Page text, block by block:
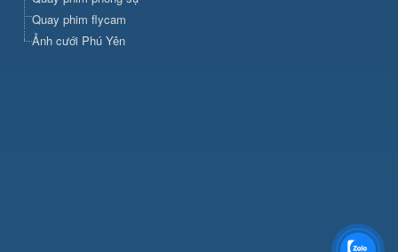
Quay phim flycam
Ảnh cưới Phú Yên